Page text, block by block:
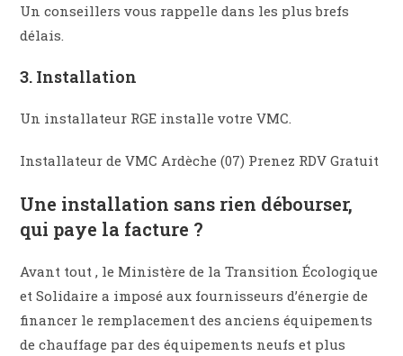
Un conseillers vous rappelle dans les plus brefs
délais.
3. Installation​
Un installateur RGE installe votre VMC.
Installateur de VMC Ardèche (07) Prenez RDV Gratuit
Une installation sans rien débourser,
qui paye la facture ?
Avant tout , le Ministère de la Transition Écologique
et Solidaire a imposé aux fournisseurs d’énergie de
financer le remplacement des anciens équipements
de chauffage par des équipements neufs et plus